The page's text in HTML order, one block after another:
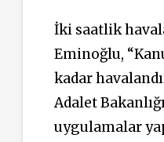
İki saatlik
Eminoğlu,
kadar
Adalet
uygulamalar